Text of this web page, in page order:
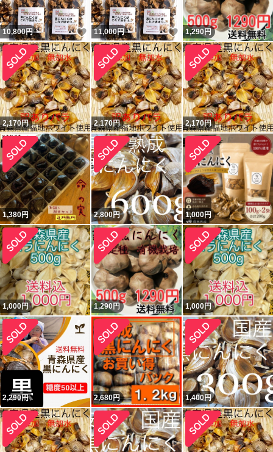
10,800円 いいね！
11,000円 いいね！
1,290円
2,170円 2,170円 2,170円
1,380円 2,800円 1,000円
1,000円 1,290円 1,000円
2,290円 2,680円 1,400円